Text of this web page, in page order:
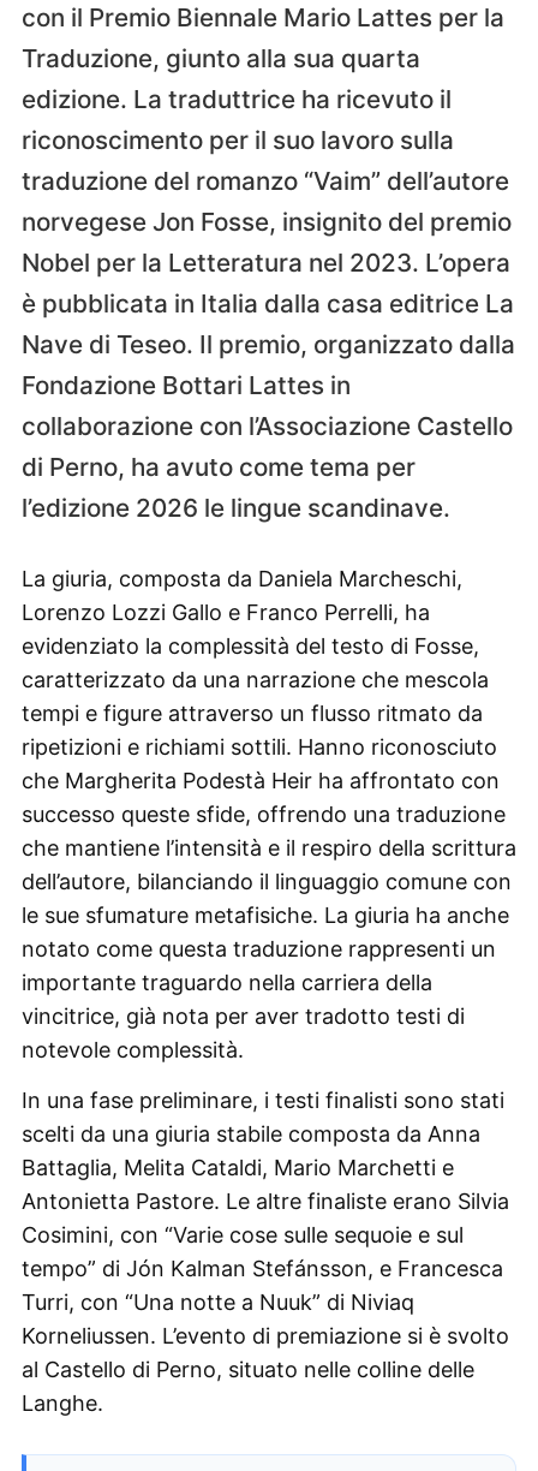
con il Premio Biennale Mario Lattes per la
Traduzione, giunto alla sua quarta
edizione. La traduttrice ha ricevuto il
riconoscimento per il suo lavoro sulla
traduzione del romanzo “Vaim” dell’autore
norvegese Jon Fosse, insignito del premio
Nobel per la Letteratura nel 2023. L’opera
è pubblicata in Italia dalla casa editrice La
Nave di Teseo. Il premio, organizzato dalla
Fondazione Bottari Lattes in
collaborazione con l’Associazione Castello
di Perno, ha avuto come tema per
l’edizione 2026 le lingue scandinave.
La giuria, composta da Daniela Marcheschi,
Lorenzo Lozzi Gallo e Franco Perrelli, ha
evidenziato la complessità del testo di Fosse,
caratterizzato da una narrazione che mescola
tempi e figure attraverso un flusso ritmato da
ripetizioni e richiami sottili. Hanno riconosciuto
che Margherita Podestà Heir ha affrontato con
successo queste sfide, offrendo una traduzione
che mantiene l’intensità e il respiro della scrittura
dell’autore, bilanciando il linguaggio comune con
le sue sfumature metafisiche. La giuria ha anche
notato come questa traduzione rappresenti un
importante traguardo nella carriera della
vincitrice, già nota per aver tradotto testi di
notevole complessità.
In una fase preliminare, i testi finalisti sono stati
scelti da una giuria stabile composta da Anna
Battaglia, Melita Cataldi, Mario Marchetti e
Antonietta Pastore. Le altre finaliste erano Silvia
Cosimini, con “Varie cose sulle sequoie e sul
tempo” di Jón Kalman Stefánsson, e Francesca
Turri, con “Una notte a Nuuk” di Niviaq
Korneliussen. L’evento di premiazione si è svolto
al Castello di Perno, situato nelle colline delle
Langhe.